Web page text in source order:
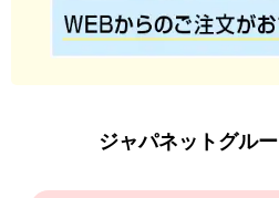
ジャパネットグル